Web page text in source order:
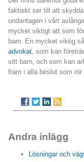
faktiskt ser till att
undantagen i vårt
mycket viktigt att som
barn. En mycket viktig
advokat , som kan
sitt barn, och som kan
fram i alla beslut som rör
Andra inlägg
Lösningar och